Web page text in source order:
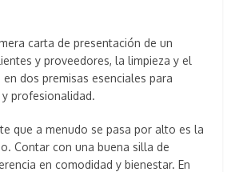
carta de presentación de un
y proveedores, la limpieza y el
dos premisas esenciales para
profesionalidad.
que a menudo se pasa por alto es la
Contar con una buena silla de
en comodidad y bienestar. En